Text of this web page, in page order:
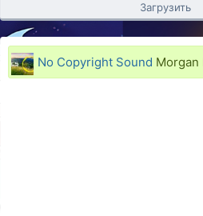
Загрузить
No Copyright Sound Morgan